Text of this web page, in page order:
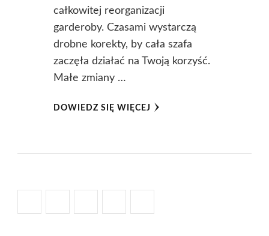
całkowitej reorganizacji
garderoby. Czasami wystarczą
drobne korekty, by cała szafa
zaczęła działać na Twoją korzyść.
Małe zmiany …
DOWIEDZ SIĘ WIĘCEJ